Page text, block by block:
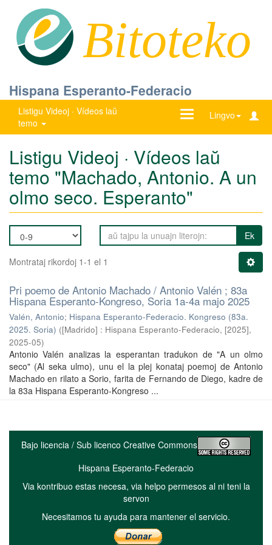
Bitoteko
Hispana Esperanto-Federacio
Listigu Videoj · Vídeos laŭ
temo
Lingvo
Ŝanĝu
Listigu Videoj · Vídeos laŭ
temo "Machado, Antonio. A un
olmo seco. Esperanto"
Ek
Montrataj rikordoj 1-1 el 1
Pri poemo de Antonio Machado / Antonio Valén ; 83a
Hispana Esperanto-Kongreso, Soria 1a-4a majo 2025
Valén, Antonio; Hispana Esperanto-Federacio. Kongreso (83a.
2025. Soria) ([Madrido] : Hispana Esperanto-Federacio, [2025],
2025-05)
Antonio Valén analizas la esperantan tradukon de "A un olmo
seco" (Al seka ulmo), unu el la plej konataj poemoj de Antonio
Machado en rilato a Sorio, farita de Fernando de Diego, kadre de
la 83a Hispana Esperanto-Kongreso ...
Bajo licencia / Sub licenco Creative Commons
Hispana Esperanto-Federacio
Via kontribuo estas necesa, via helpo permesos al ni teni la
servon
Necesitamos tu ayuda para mantener el servicio.